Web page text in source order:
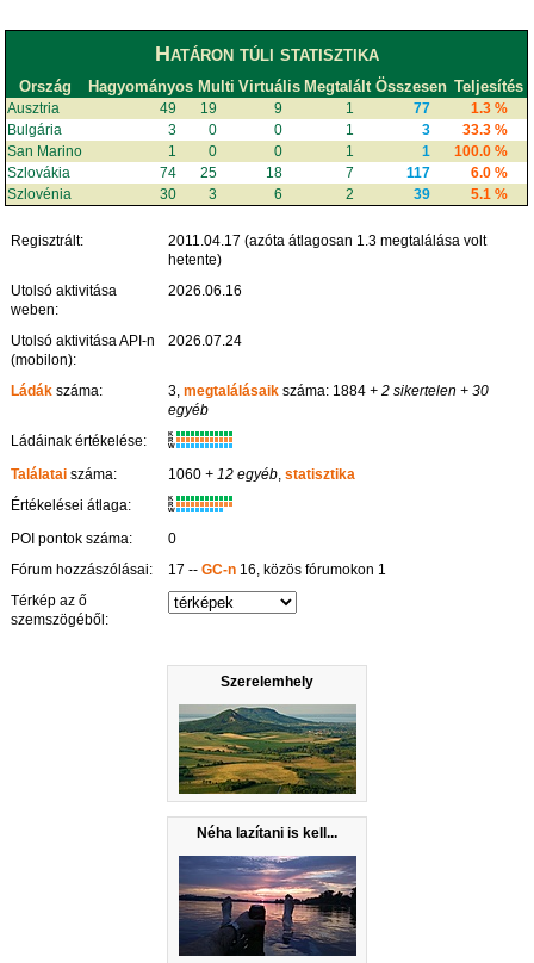
Szerelemhely
Néha lazítani is kell...
Határon túli statisztika
Ország Hagyományos Multi Virtuális Megtalált Összesen Teljesítés
Ausztria 49 19 9 1 77
1.3 %
Bulgária
3 0 0 1 3
33.3 %
San Marino
1 0 0 1 1
100.0 %
Szlovákia
74 25 18 7 117
6.0 %
Szlovénia
30 3 6 2 39 5.1 %
Regisztrált:
2011.04.17 (azóta átlagosan 1.3 megtalálása volt
hetente)
Utolsó aktivitása
weben:
2026.06.16
Utolsó aktivitása API-n
(mobilon):
2026.07.24
Ládák száma: 3,megtalálásaik száma: 1884 + 2 sikertelen + 30
egyéb
Ládáinak értékelése:
K
R
W
Találatai száma: 1060 + 12 egyéb,statisztika
Értékelései átlaga:
K
R
W
POI pontok száma:
0
Fórum hozzászólásai:
17 --GC-n 16, közös fórumokon 1
Térkép az ő
szemszögéből: